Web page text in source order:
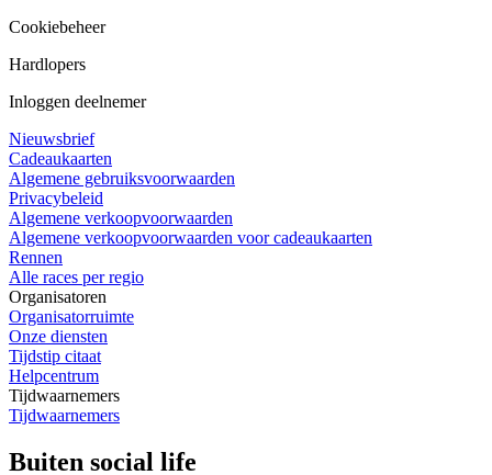
Cookiebeheer
Hardlopers
Inloggen deelnemer
Nieuwsbrief
Cadeaukaarten
Algemene gebruiksvoorwaarden
Privacybeleid
Algemene verkoopvoorwaarden
Algemene verkoopvoorwaarden voor cadeaukaarten
Rennen
Alle races per regio
Organisatoren
Organisatorruimte
Onze diensten
Tijdstip citaat
Helpcentrum
Tijdwaarnemers
Tijdwaarnemers
Buiten social life